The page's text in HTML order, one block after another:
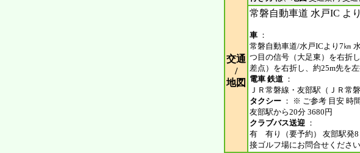
交通
/
地図
常磐自動車道 水戸IC よ
車 ：
常磐自動車道/水戸ICより7㎞
つ目の信号（大足東）を右折
差点）を右折し、約25m先を
電車 鉄道 ：
ＪＲ常磐線・友部駅（ＪＲ常
タクシー ： ※ ご参考 目安 時
友部駅から20分 3680円
クラブバス送迎 ：
有 有り（要予約） 友部駅発
接ゴルフ場にお問合せください